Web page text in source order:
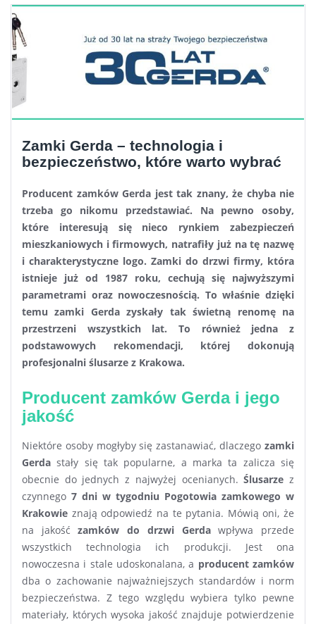
Zamki Gerda – technologia i
bezpieczeństwo, które warto wybrać
Producent zamków Gerda jest tak znany, że chyba nie
trzeba go nikomu przedstawiać. Na pewno osoby,
które interesują się nieco rynkiem zabezpieczeń
mieszkaniowych i firmowych, natrafiły już na tę nazwę
i charakterystyczne logo. Zamki do drzwi firmy, która
istnieje już od 1987 roku, cechują się najwyższymi
parametrami oraz nowoczesnością. To właśnie dzięki
temu zamki Gerda zyskały tak świetną renomę na
przestrzeni wszystkich lat. To również jedna z
podstawowych rekomendacji, której dokonują
profesjonalni ślusarze z Krakowa.
Producent zamków Gerda i jego
jakość
Niektóre osoby mogłyby się zastanawiać, dlaczego zamki
Gerda stały się tak popularne, a marka ta zalicza się
obecnie do jednych z najwyżej ocenianych.Ślusarze z
czynnego 7 dni w tygodniu Pogotowia zamkowego w
Krakowie znają odpowiedź na te pytania. Mówią oni, że
na jakośćzamków do drzwi Gerdawpływa przede
wszystkich technologia ich produkcji. Jest ona
nowoczesna i stale udoskonalana, a producent zamków
dba o zachowanie najważniejszych standardów i norm
bezpieczeństwa. Z tego względu wybiera tylko pewne
materiały, których wysoka jakość znajduje potwierdzenie